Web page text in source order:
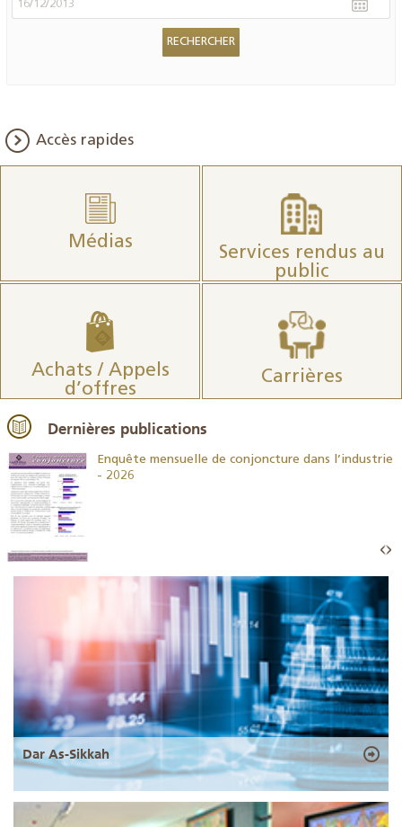
Accès rapides
Médias
Services rendus au
public
Achats / Appels
d’offres
Carrières
Dernières publications
Enquête mensuelle de conjoncture dans l’industrie
- 2026
Dar As-Sikkah